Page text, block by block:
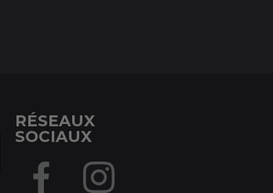
RÉSEAUX
SOCIAUX